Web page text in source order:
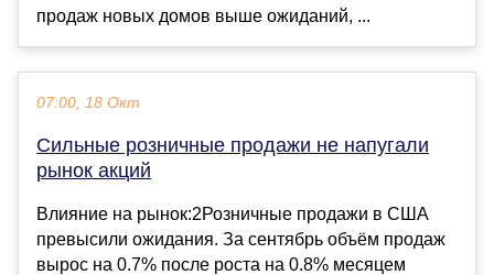
продаж новых домов выше ожиданий, ...
07:00, 18 Окт
Сильные розничные продажи не напугали
рынок акций
Влияние на рынок:2Розничные продажи в США
превысили ожидания. За сентябрь объём продаж
вырос на 0.7% после роста на 0.8% месяцем